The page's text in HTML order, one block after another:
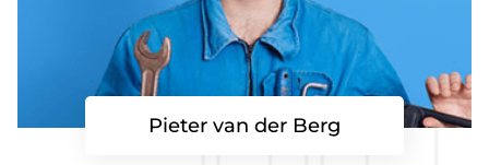
Pieter van der Berg